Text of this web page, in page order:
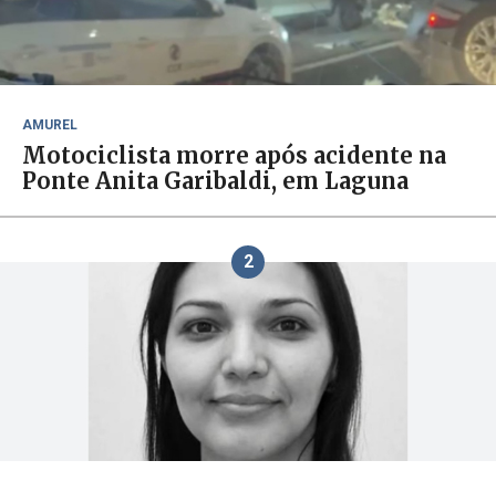
AMUREL
Motociclista morre após acidente na
Ponte Anita Garibaldi, em Laguna
2